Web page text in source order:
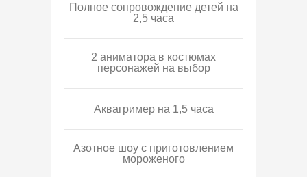
Полное сопровождение детей на
2,5 часа
2 аниматора в костюмах
персонажей на выбор
Аквагример на 1,5 часа
Азотное шоу с приготовлением
мороженого